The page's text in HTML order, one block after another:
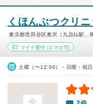
くほんぶつクリニ
東京都世田谷区奥沢（九品仏駅、
マイナ受付 (スマホ可)
土曜（〜12:00）・日曜・祝日